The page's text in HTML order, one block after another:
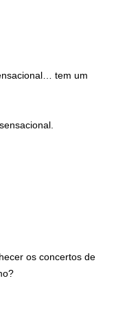
tem um
os concertos de